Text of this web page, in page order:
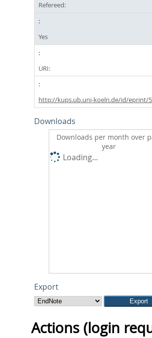
Refereed:
Yes
URI:
http://kups.ub.uni-koeln.de/id/eprint/
Downloads
Downloads per month over
year
Loading...
Export
Actions (login